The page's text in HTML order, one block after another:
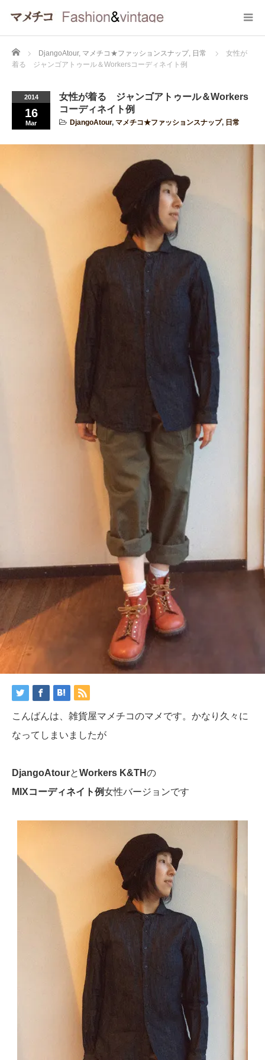
Home DjangoAtour, マメチコ★ファッションスナップ, 日常
女性が
着る ジャンゴアトゥール＆Workersコーディネイト例
2014
16
Mar
女性が着る ジャンゴアトゥール＆Workers
コーディネイト例
DjangoAtour, マメチコ★ファッションスナップ, 日常
こんばんは、雑貨屋マメチコのマメです。かなり久々に
なってしまいましたが
DjangoAtourとWorkers K&THの
MIXコーディネイト例女性バージョンです